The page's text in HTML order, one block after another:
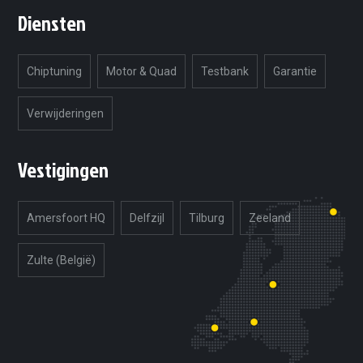
kunnen we de afstelling beter laten aansluiten
souplesse of juist een sportievere beleving.
Diensten
Chiptuning Motor & Quad Testbank Garantie
Verwijderingen
Vestigingen
Amersfoort HQ Delfzijl Tilburg Zeeland
Zulte (België)